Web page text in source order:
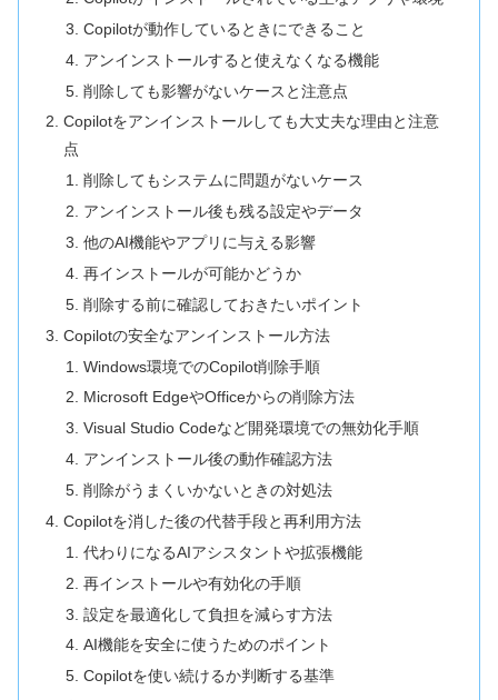
Copilotが動作しているときにできること
アンインストールすると使えなくなる機能
削除しても影響がないケースと注意点
Copilotをアンインストールしても大丈夫な理由と注意
点
削除してもシステムに問題がないケース
アンインストール後も残る設定やデータ
他のAI機能やアプリに与える影響
再インストールが可能かどうか
削除する前に確認しておきたいポイント
Copilotの安全なアンインストール方法
Windows環境でのCopilot削除手順
Microsoft EdgeやOfficeからの削除方法
Visual Studio Codeなど開発環境での無効化手順
アンインストール後の動作確認方法
削除がうまくいかないときの対処法
Copilotを消した後の代替手段と再利用方法
代わりになるAIアシスタントや拡張機能
再インストールや有効化の手順
設定を最適化して負担を減らす方法
AI機能を安全に使うためのポイント
Copilotを使い続けるか判断する基準